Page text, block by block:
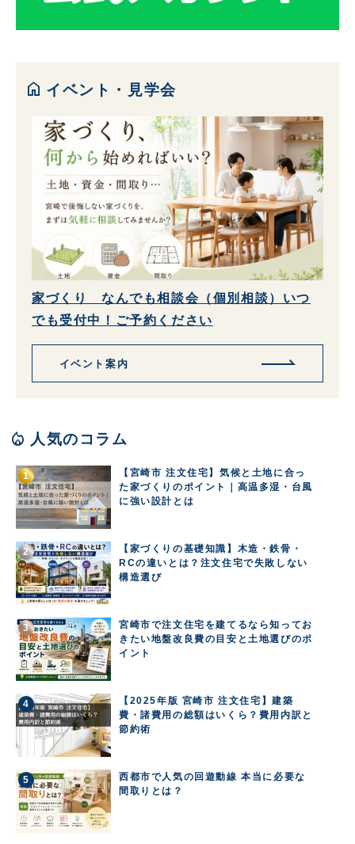
home イベント・見学会
家づくり なんでも相談会（個別相談）いつ
でも受付中！ご予約ください
イベント案内
local_fire_department 人気のコラム
【宮崎市 注文住宅】気候と土地に合っ
た家づくりのポイント｜高温多湿・台風
に強い設計とは
【家づくりの基礎知識】木造・鉄骨・
RCの違いとは？注文住宅で失敗しない
構造選び
宮崎市で注文住宅を建てるなら知ってお
きたい地盤改良費の目安と土地選びのポ
イント
【2025年版 宮崎市 注文住宅】建築
費・諸費用の総額はいくら？費用内訳と
節約術
西都市で人気の回遊動線 本当に必要な
間取りとは？